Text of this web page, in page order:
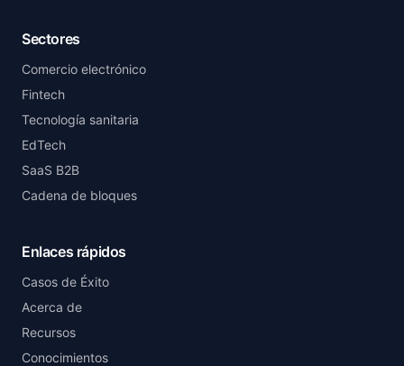
Sectores
Comercio electrónico
Fintech
Tecnología sanitaria
EdTech
SaaS B2B
Cadena de bloques
Enlaces rápidos
Casos de Éxito
Acerca de
Recursos
Conocimientos